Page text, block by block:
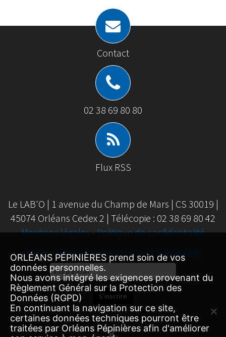
Contact
02 38 69 80 80
Flux RSS
Le LAB'O | 1 avenue du Champ de Mars | CS 30019 |
45074 Orléans Cedex 2 | Télécopie : 02 38 69 80 42
Mentions légales-Politique de confidentialité
SUIVEZ NOTRE CONTENU SUR FEEDBURNER
Email
Subscription
S'inscrire
ORLÉANS PÉPINIÈRES prend soin de vos
données personnelles.
Nous avons intégré les exigences provenant du
Règlement Général sur la Protection des
Données (RGPD)
En continuant la navigation sur ce site,
certaines données techniques pourront être
traitées par Orléans Pépinières afin d'améliorer